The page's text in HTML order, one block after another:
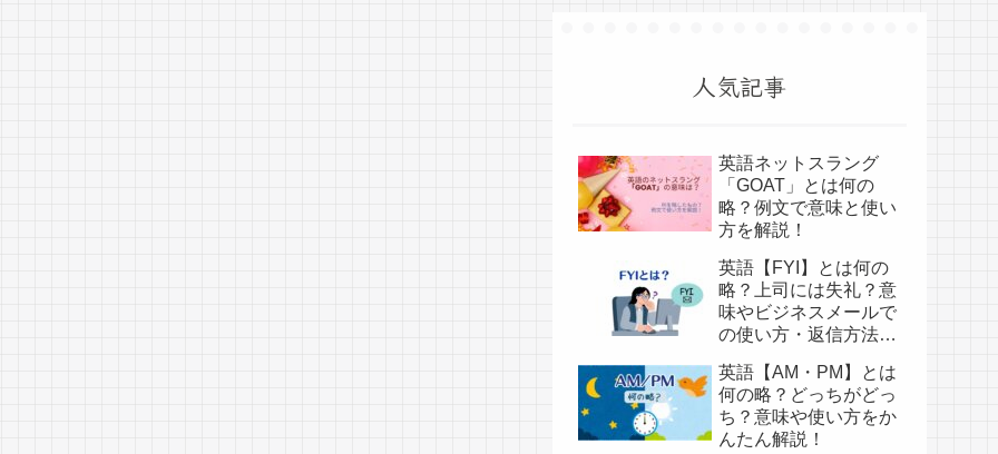
人気記事
英語ネットスラング
「GOAT」とは何の
略？例文で意味と使い
方を解説！
英語【FYI】とは何の
略？上司には失礼？意
味やビジネスメールで
の使い方・返信方法を
英語【AM・PM】とは
何の略？どっちがどっ
ち？意味や使い方をか
んたん解説！